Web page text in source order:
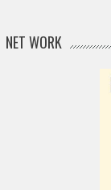
NET WORK